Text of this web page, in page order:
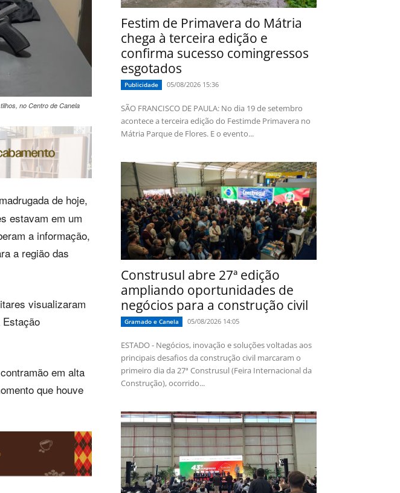
no Centro de Canela
de hoje,
estavam em um
a informação,
a região das
visualizaram
em alta
que houve
Festim de Primavera do Mátria
chega à terceira edição e
confirma sucesso comingressos
esgotados
Publicidade 05/08/2026 15:36
SÃO FRANCISCO DE PAULA: No dia 19 de setembro
acontece a terceira edição do Festimde Primavera no
Mátria Parque de Flores. E o evento...
Construsul abre 27ª edição
ampliando oportunidades de
negócios para a construção civil
Gramado e Canela 05/08/2026 14:05
ESTADO - Negócios, inovação e soluções voltadas aos
principais desafios da construção civil marcaram o
primeiro dia da 27ª Construsul (Feira Internacional da
Construção), ocorrido...